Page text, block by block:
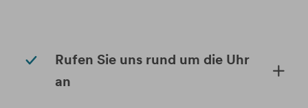
Rufen Sie uns rund um die Uhr
an